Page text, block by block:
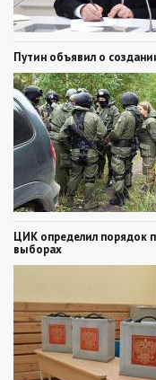
Путин объявил о
ЦИК определил порядок
выборах